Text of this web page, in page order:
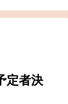
定者決